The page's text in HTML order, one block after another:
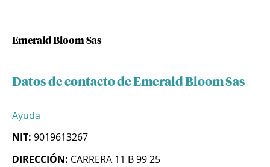
Emerald Bloom Sas
Datos de contacto de Emerald Bloom Sas
Ayuda
NIT: 9019613267
DIRECCIÓN: CARRERA 11 B 99 25